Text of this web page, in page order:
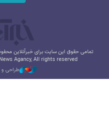
تمامی حقوق این سایت برای خبرآنلاین
Agancy, All rights reserved
طراحی و